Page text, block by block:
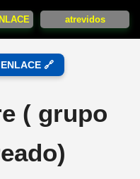
atrevidos
🔗
( grupo